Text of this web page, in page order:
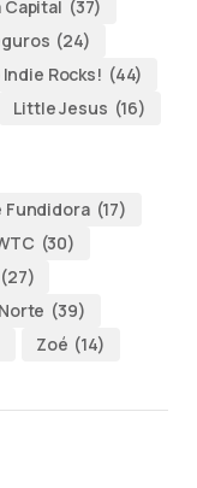
Capital (37)
(24)
Rocks! (44)
Little Jesus (16)
Fundidora (17)
(30)
(27)
(39)
Zoé (14)